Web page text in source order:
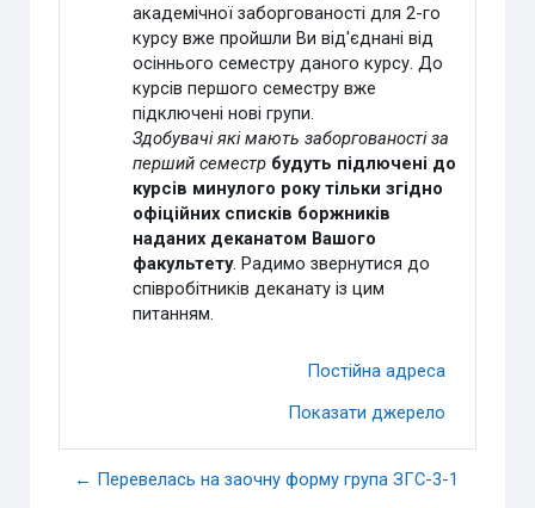
академічної заборгованості для 2-го
курсу вже пройшли Ви від'єднані від
осіннього семестру даного курсу. До
курсів першого семестру вже
підключені нові групи.
Здобувачі які мають заборгованості за
перший семестр будуть підлючені до
курсів минулого рокутільки згідно
офіційних списків боржників
наданих деканатом Вашого
факультету. Радимо звернутися до
співробітників деканату із цим
питанням.
Постійна адреса
Показати джерело
← Перевелась на заочну форму група ЗГС-3-1